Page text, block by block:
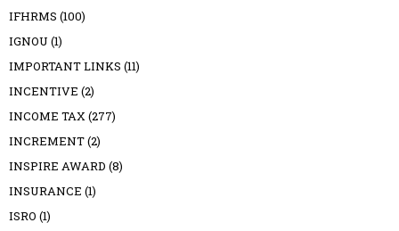
IFHRMS (100)
IGNOU (1)
IMPORTANT LINKS (11)
INCENTIVE (2)
INCOME TAX(277)
INCREMENT(2)
INSPIRE AWARD (8)
INSURANCE (1)
ISRO (1)